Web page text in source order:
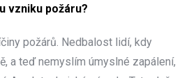
vzniku požáru?
požárů. Nedbalost lidí, kdy
a teď nemyslím úmyslné zapálení,